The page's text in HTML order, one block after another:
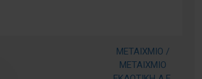
METAIXMIO /
ΜΕΤΑΙΧΜΙΟ